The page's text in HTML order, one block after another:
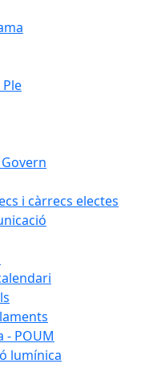
i càrrecs electes
- POUM
lumínica